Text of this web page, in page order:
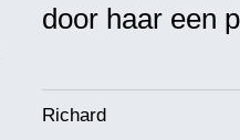
door haar een
Richard